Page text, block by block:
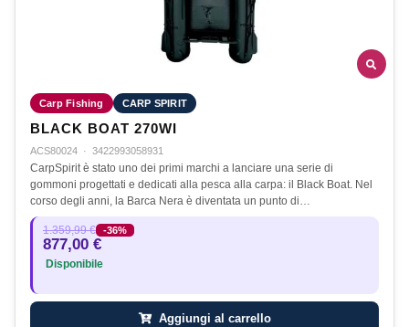
Carp Fishing CARP SPIRIT
BLACK BOAT 270WI
ACS80024 · 3422993058931
CarpSpirit è stato uno dei primi marchi a lanciare una serie di
gommoni progettati e dedicati alla pesca alla carpa: il Black Boat. Nel
corso degli anni, la Barca Nera è diventata un punto di…
1.359,99 € -36%
877,00 €
Disponibile
Aggiungi al carrello